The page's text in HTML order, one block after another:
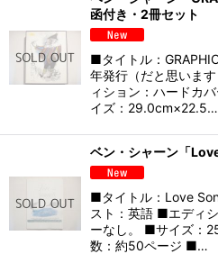
函付き・2冊セット
■タイトル：
年発行（だと思いま
ィション：ハードカ
イズ：29.0cm×22.5…
ベン・シャーン「
■タイトル：Love
スト：英語 ■エディ
ーなし。 ■サイズ：
数：約50ページ ■…